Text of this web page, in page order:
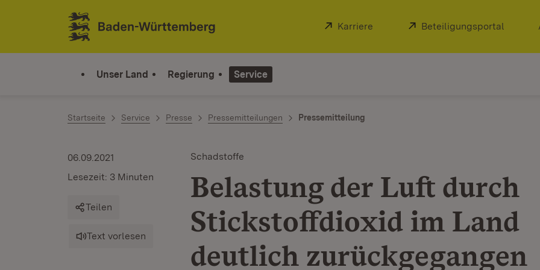
Zum Inhalt springen
Link zur Startseite
Extern:
Karriere (Öffnet in neuem Fenster)
Extern:
Beteiligungsportal
Unser Land Regierung Service
Startseite Service Presse Pressemitteilungen Pressemitteilung
Schadstoffe
Belastung der Luft durch
Stickstoffdioxid im Land
deutlich zurückgegangen
06.09.2021
Lesezeit: 3 Minuten
Teilen
Text vorlesen